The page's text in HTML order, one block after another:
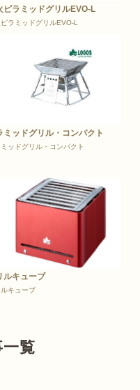
ピラミッドグリルEVO-L
ラミッドグリルEVO-L
ミッドグリル・コンパクト
ミッドグリル・コンパクト
ルキューブ
ルキューブ
覧